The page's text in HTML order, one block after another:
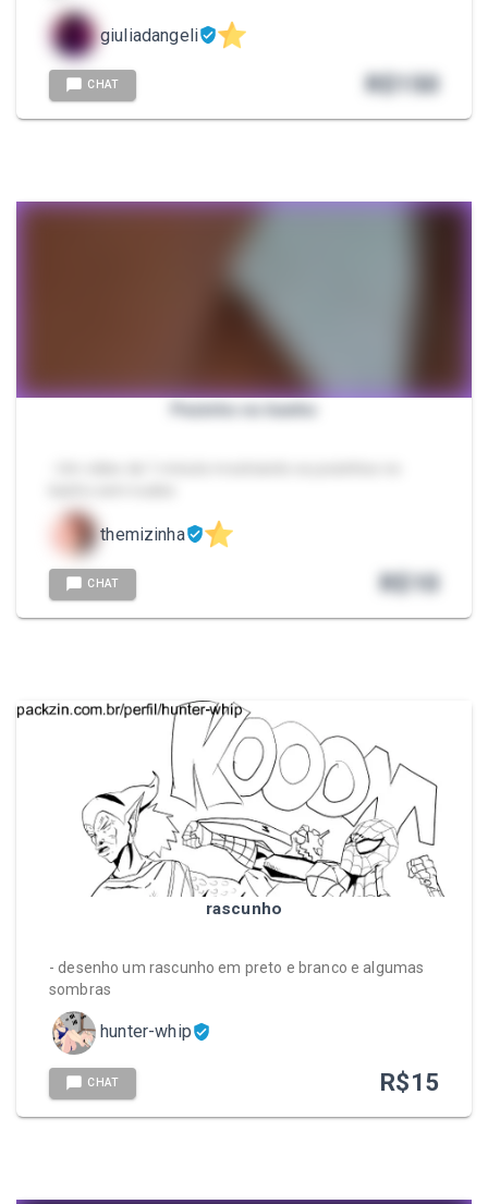
giuliadangeli
CHAT R$150
Pezinho no banho
themizinha
CHAT R$10
rascunho
- desenho um rascunho em preto e branco e algumas
sombras
hunter-whip
CHAT R$15